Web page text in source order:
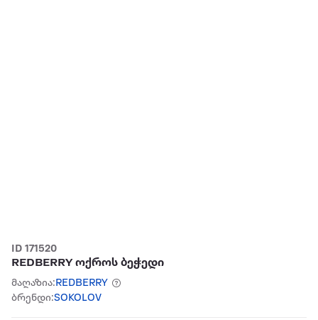
ID 171520
REDBERRY ოქროს ბეჭედი
მაღაზია: REDBERRY
ბრენდი:SOKOLOV